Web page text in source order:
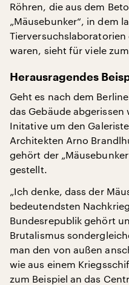
Röhren, die aus dem
„Mäusebunker“, in dem
waren, sieht für viele
Herausragendes
Geht es nach dem
das Gebäude
Initative um den
Architekten Arno
gehört der
gestellt.
„Ich denke, dass der
bedeutendsten
Bundesrepublik gehört
Brutalismus
man den von außen
wie aus einem
zum Beispiel an das